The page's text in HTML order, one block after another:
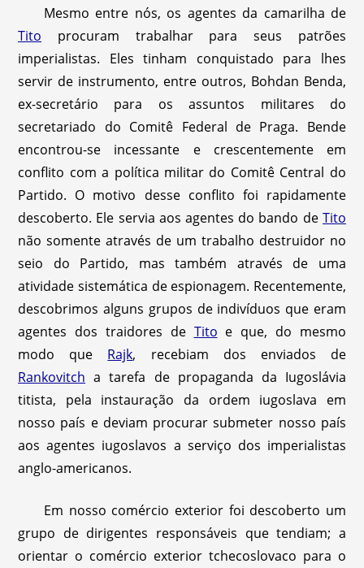
Mesmo entre nós, os agentes da camarilha de
Tito procuram trabalhar para seus patrões
imperialistas. Eles tinham conquistado para lhes
servir de instrumento, entre outros, Bohdan Benda,
ex-secretário para os assuntos militares do
secretariado do Comitê Federal de Praga. Bende
encontrou-se incessante e crescentemente em
conflito com a política militar do Comitê Central do
Partido. O motivo desse conflito foi rapidamente
descoberto. Ele servia aos agentes do bando de Tito
não somente através de um trabalho destruidor no
seio do Partido, mas também através de uma
atividade sistemática de espionagem. Recentemente,
descobrimos alguns grupos de indivíduos que eram
agentes dos traidores de Tito e que, do mesmo
modo que Rajk, recebiam dos enviados de
Rankovitch a tarefa de propaganda da Iugoslávia
titista, pela instauração da ordem iugoslava em
nosso país e deviam procurar submeter nosso país
aos agentes iugoslavos a serviço dos imperialistas
anglo-americanos.
Em nosso comércio exterior foi descoberto um
grupo de dirigentes responsáveis que tendiam; a
orientar o comércio exterior tchecoslovaco para o